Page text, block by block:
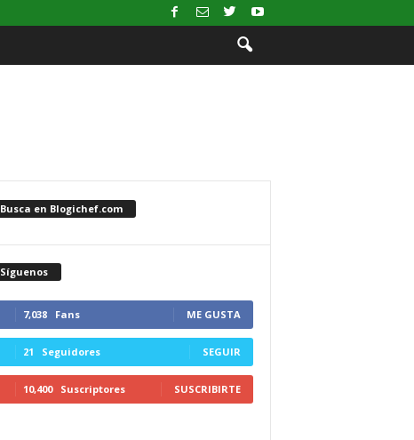
Busca en Blogichef.com
Síguenos
7,038 Fans ME GUSTA
21 Seguidores SEGUIR
10,400 Suscriptores SUSCRIBIRTE